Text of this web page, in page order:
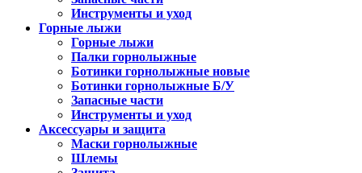
Инструменты и уход
Горные лыжи
Горные лыжи
Палки горнолыжные
Ботинки горнолыжные новые
Ботинки горнолыжные Б/У
Запасные части
Инструменты и уход
Аксессуары и защита
Маски горнолыжные
Шлемы